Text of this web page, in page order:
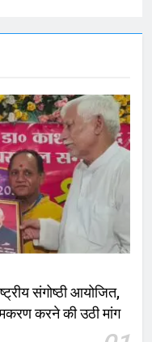
संगोष्ठी आयोजित,
करने की उठी मांग
जान
पुलिस: पीड़िता को
रूपये
भीषण आग, जान
ने लगाई छलांग, कई
मामले को लेकर